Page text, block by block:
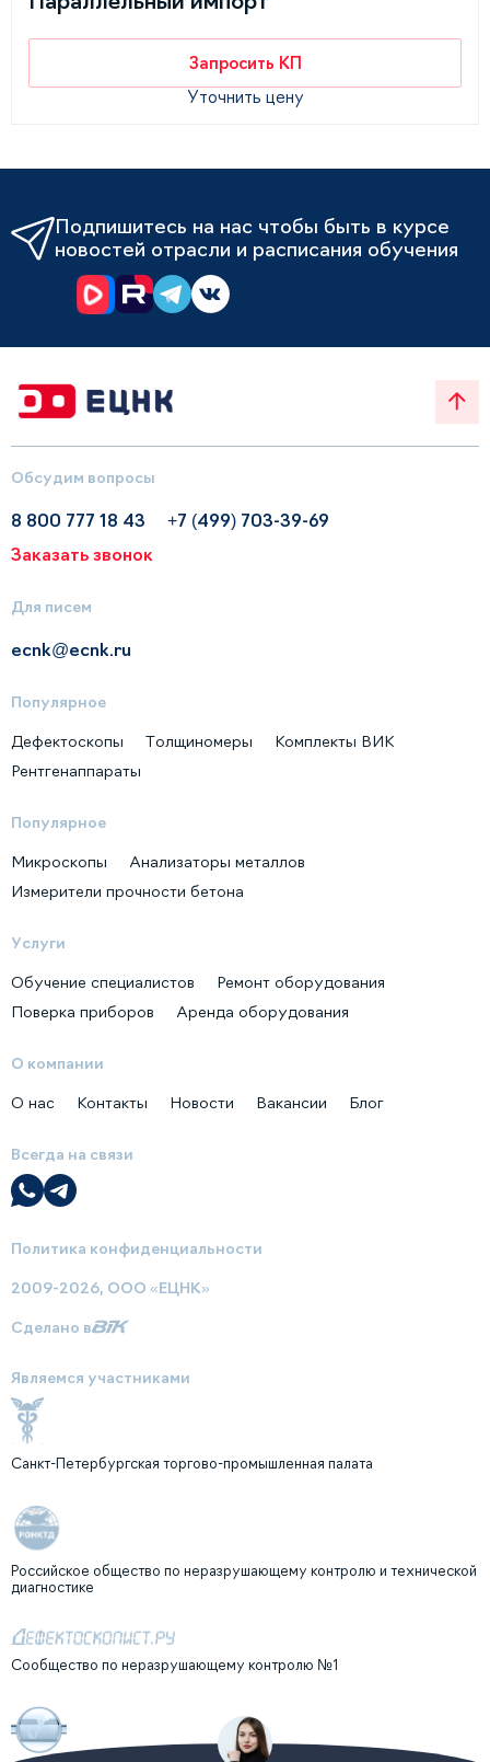
Запросить КП
Уточнить цену
Подпишитесь на нас чтобы быть в курсе
новостей отрасли и расписания обучения
Обсудим вопросы
8 800 777 18 43
+7 (499) 703-39-69
Заказать звонок
Для писем
ecnk@ecnk.ru
Популярное
Дефектоскопы Толщиномеры
Комплекты ВИК
Рентгенаппараты
Популярное
Микроскопы
Анализаторы металлов
Измерители прочности бетона
Услуги
Обучение специалистов
Ремонт оборудования
Поверка приборов
Аренда оборудования
О компании
О нас Контакты Новости Вакансии Блог
Всегда на связи
Политика конфиденциальности
2009-2026, ООО «ЕЦНК»
Сделано в
Являемся участниками
Санкт-Петербургская торгово-промышленная палата
Российское общество по неразрушающему контролю и технической
диагностике
Сообщество по неразрушающему контролю №1